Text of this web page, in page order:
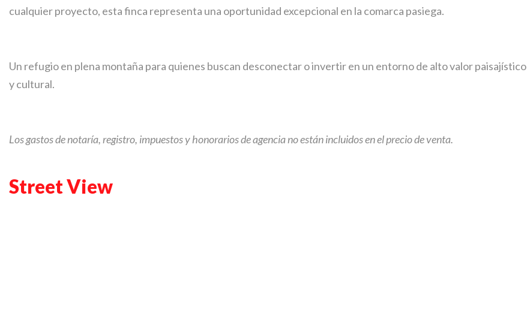
cualquier proyecto, esta finca representa una oportunidad excepcional en la comarca pasiega.
Un refugio en plena montaña para quienes buscan desconectar o invertir en un entorno de alto valor paisajístico
y cultural.
Los gastos de notaría, registro, impuestos y honorarios de agencia no están incluidos en el precio de venta.
Street View